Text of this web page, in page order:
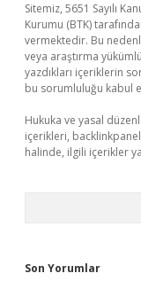
Sitemiz, 5651 Sayılı
Kurumu (BTK)
vermektedir. Bu
veya araştırma
yazdıkları içeriklerin
bu sorumluluğu kabul
Hukuka ve yasal
içerikleri,
halinde, ilgili içerikler
Son Yorumlar